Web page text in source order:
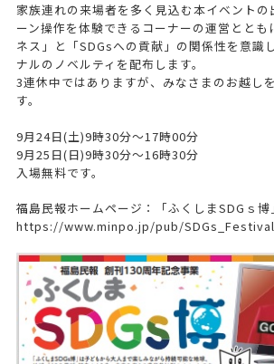
家族連れの来場者を多く見込む本イベントの
ーン操作を体験できるコーナーの運営ととも
ネス」と「SDGsへの貢献」の関係性を意識
ナルのノベルティを配布します。
3連休中ではありますが、みなさまのお越し
す。
9月24日(土)9時30分～17時00分
9月25日(日)9時30分～16時30分
入場無料です。
福島民報ホームページ：「ふくしまSDGｓ博
https://www.minpo.jp/pub/SDGs_Festival